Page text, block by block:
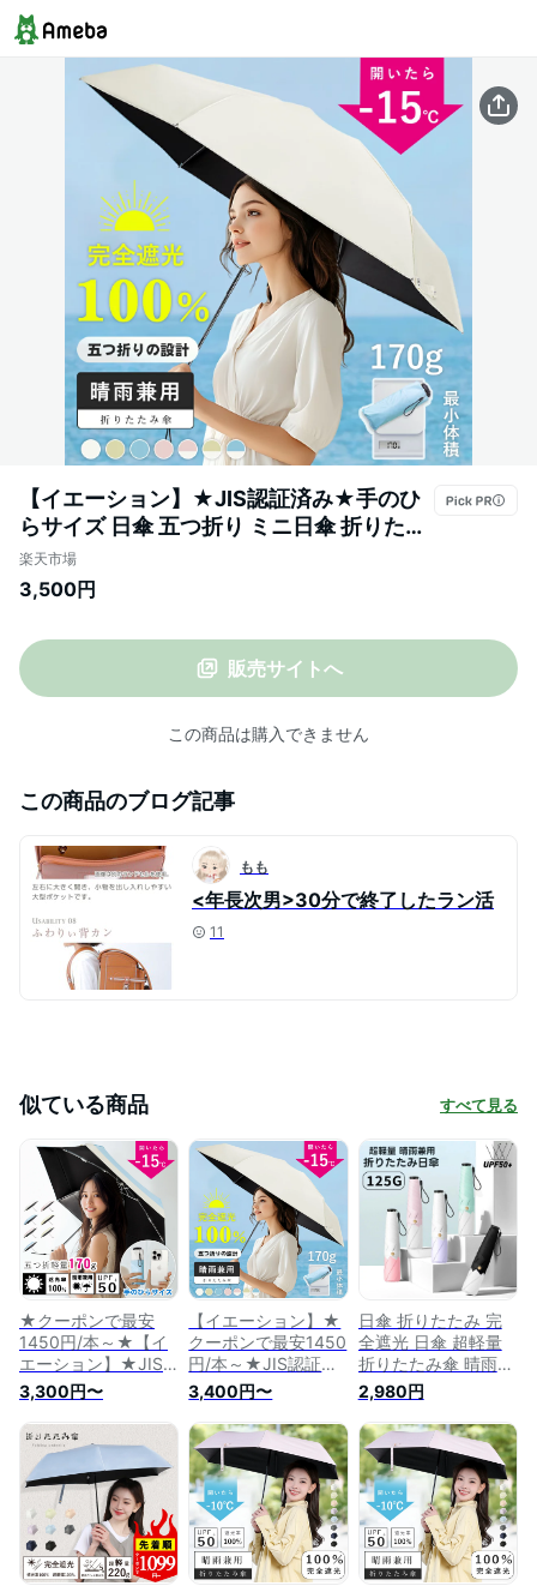
【イエーション】★JIS認証済み★手のひ
らサイズ 日傘 五つ折り ミニ日傘 折りたた
み 完全遮光 超軽量 170g 折りたたみ傘 晴
雨兼用傘 折り畳み傘 丈夫 晴雨兼用折りた
策 遮蔽率100％ 遮熱 撥水 uvカット
楽天市場
3,500円
販売サイトへ
この商品は購入できません
この商品のブログ記事
もも
<年長次男>30分で終了したラン活
11
似ている商品 すべて見る
★クーポンで最安
1450円/本～★【イ
エーション】★JIS
認証済み★手のひら
サイズ 日傘 五つ折
り ミニ日傘 折りた
たみ 完全遮光 超軽
量 170g 折りたたみ
傘 晴雨兼用傘 折り
畳み傘 レディース
遮光率100％ 日焼け
対策 遮蔽率100％ 遮
熱 撥水 uvカット
3,300円〜
【イエーション】★
クーポンで最安1450
円/本～★JIS認証済
み★手のひらサイズ
日傘 五つ折り ミニ
日傘 折りたたみ 完
全遮光 超軽量 170g
折りたたみ傘 晴雨兼
用傘 折り畳み傘 レ
ディース 遮光率
100％ 日焼け対策 遮
蔽率100％ 遮熱 撥水
uvカット
3,400円〜
日傘 折りたたみ 完
全遮光 日傘 超軽量
折りたたみ傘 晴雨兼
用傘 折り畳み傘 軽
量 丈夫 晴雨兼用折
りたたみ傘 軽量 レ
ディース 折りたたみ
傘 遮光率100％ 日焼
け対策 遮蔽率100％
遮熱 撥水 uvカット
紫外線対策 可愛い
2,980円